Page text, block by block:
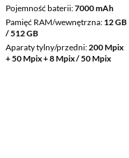
Pojemność baterii 7000 mAh
Pamięć RAM/wewnętrzna 12 GB
/ 512 GB
Aparaty tylny/przedni 200 Mpix
+ 50 Mpix + 8 Mpix / 50 Mpix